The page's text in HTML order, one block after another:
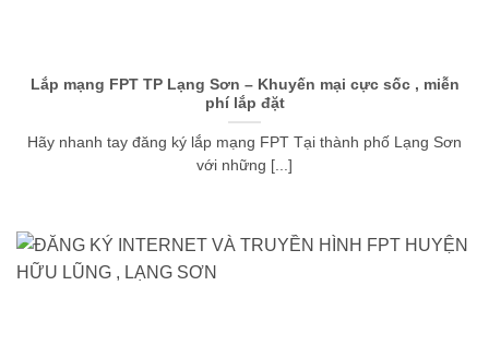
Lắp mạng FPT TP Lạng Sơn – Khuyến mại cực sốc , miễn
phí lắp đặt
Hãy nhanh tay đăng ký lắp mạng FPT Tại thành phố Lạng Sơn
với những [...]